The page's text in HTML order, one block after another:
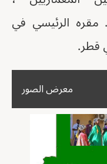
الرئيسي في
قطر.
معرض الصور